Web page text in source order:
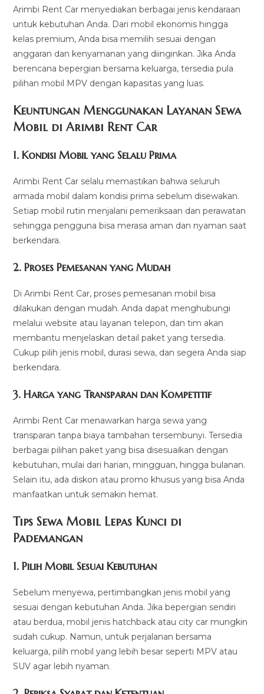
Arimbi Rent Car menyediakan berbagai jenis kendaraan
untuk kebutuhan Anda. Dari mobil ekonomis hingga
kelas premium, Anda bisa memilih sesuai dengan
anggaran dan kenyamanan yang diinginkan. Jika Anda
berencana bepergian bersama keluarga, tersedia pula
pilihan mobil MPV dengan kapasitas yang luas.
Keuntungan Menggunakan Layanan Sewa
Mobil di Arimbi Rent Car
1. Kondisi Mobil yang Selalu Prima
Arimbi Rent Car selalu memastikan bahwa seluruh
armada mobil dalam kondisi prima sebelum disewakan.
Setiap mobil rutin menjalani pemeriksaan dan perawatan
sehingga pengguna bisa merasa aman dan nyaman saat
berkendara.
2. Proses Pemesanan yang Mudah
Di Arimbi Rent Car, proses pemesanan mobil bisa
dilakukan dengan mudah. Anda dapat menghubungi
melalui website atau layanan telepon, dan tim akan
membantu menjelaskan detail paket yang tersedia.
Cukup pilih jenis mobil, durasi sewa, dan segera Anda siap
berkendara.
3. Harga yang Transparan dan Kompetitif
Arimbi Rent Car menawarkan harga sewa yang
transparan tanpa biaya tambahan tersembunyi. Tersedia
berbagai pilihan paket yang bisa disesuaikan dengan
kebutuhan, mulai dari harian, mingguan, hingga bulanan.
Selain itu, ada diskon atau promo khusus yang bisa Anda
manfaatkan untuk semakin hemat.
Tips Sewa Mobil Lepas Kunci di
Pademangan
1. Pilih Mobil Sesuai Kebutuhan
Sebelum menyewa, pertimbangkan jenis mobil yang
sesuai dengan kebutuhan Anda. Jika bepergian sendiri
atau berdua, mobil jenis hatchback atau city car mungkin
sudah cukup. Namun, untuk perjalanan bersama
keluarga, pilih mobil yang lebih besar seperti MPV atau
SUV agar lebih nyaman.